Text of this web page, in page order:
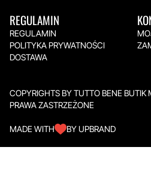
REGULAMIN
REGULAMIN
POLITYKA PRYWATNOŚCI
DOSTAWA
COPYRIGHTS BY TUTTO BENE
PRAWA ZASTRZEŻONE
MADE WITH BY UPBRAND